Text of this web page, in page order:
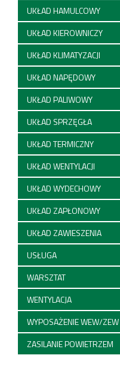
UKŁAD HAMULCOWY
UKŁAD KIEROWNICZY
UKŁAD KLIMATYZACJI
UKŁAD NAPĘDOWY
UKŁAD PALIWOWY
UKŁAD SPRZĘGŁA
UKŁAD TERMICZNY
UKŁAD WENTYLACJI
UKŁAD WYDECHOWY
UKŁAD ZAPŁONOWY
UKŁAD ZAWIESZENIA
USŁUGA
WARSZTAT
WENTYLACJA
WYPOSAŻENIE WEW/ZEW
ZASILANIE POWIETRZEM